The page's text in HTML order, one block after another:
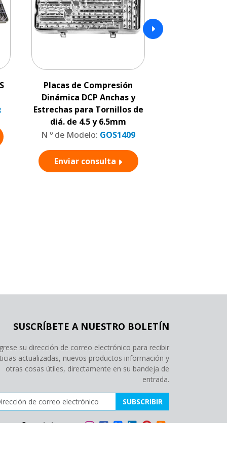
Placas de Compresión
Dinámica DCP Anchas y
Estrechas para Tornillos de
diá. de 4.5 y 6.5mm
N º de Modelo: GOS1409
Enviar consulta
SUSCRÍBETE A NUESTRO BOLETÍN
su dirección de correo electrónico para recibir
actualizadas, nuevos productos información y
otras cosas útiles, directamente en su bandeja de
entrada.
de correo electrónico SUBSCRIBIR
Conectate con